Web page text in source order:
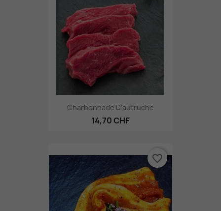
Charbonnade D'autruche
14,70 CHF
favorite_border